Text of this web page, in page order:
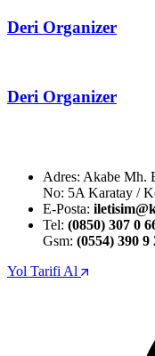
Deri Organizer
Deri Organizer
Adres: Akabe Mh.
No: 5A Karatay /
E-Posta:
Tel: (0850) 307 0
Gsm: (0554) 390 9
Yol Tarifi Al